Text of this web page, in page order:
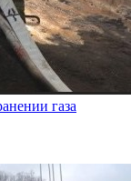
газа